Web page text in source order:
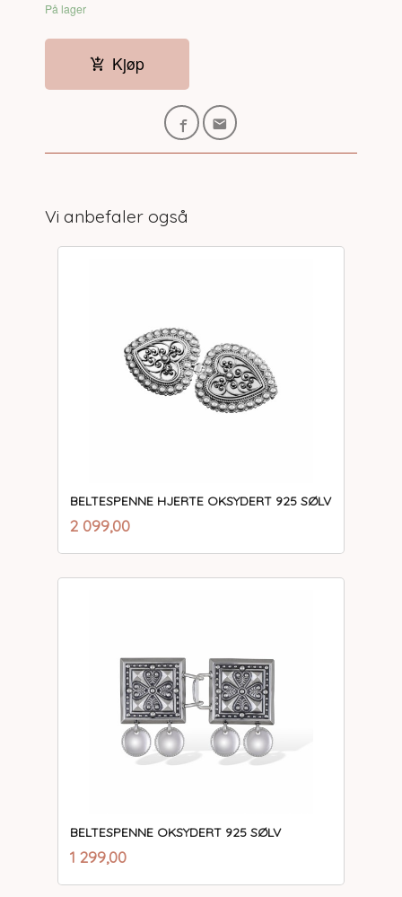
På lager
Kjøp
Vi anbefaler også
BELTESPENNE HJERTE OKSYDERT 925 SØLV
Pris
2 099,00mva.
BELTESPENNE OKSYDERT 925 SØLV
Pris
1 299,00mva.